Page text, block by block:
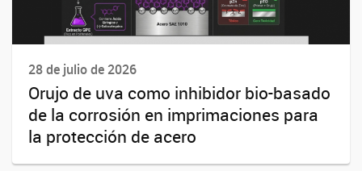
28 de julio de 2026
Orujo de uva como inhibidor bio-basado
de la corrosión en imprimaciones para
la protección de acero